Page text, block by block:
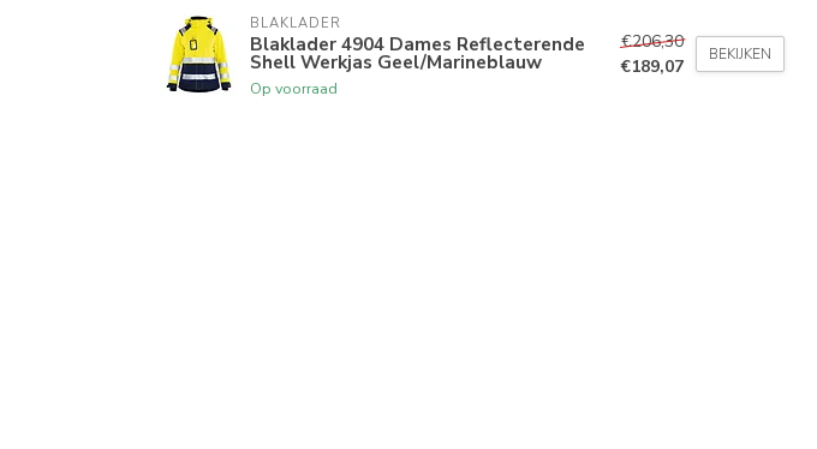
BLAKLADER
Blaklader 4904 Dames Reflecterende
Shell Werkjas Geel/Marineblauw
Op voorraad
€206,30
€189,07
BEKIJKEN